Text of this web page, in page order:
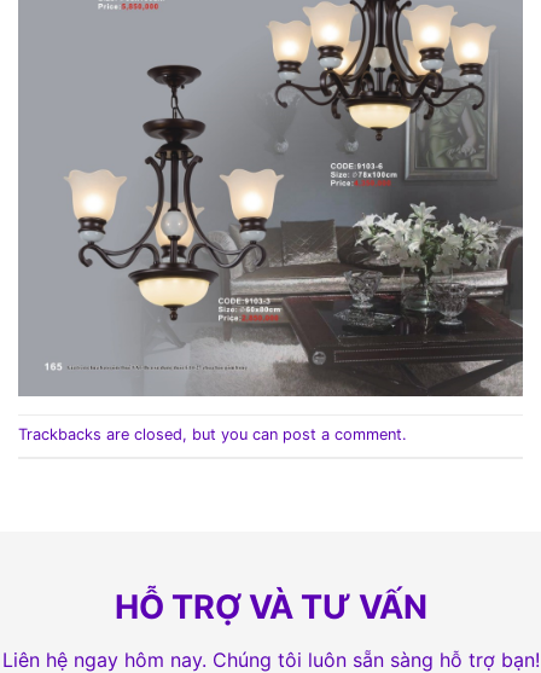
Trackbacks are closed, but you can post a comment.
HỖ TRỢ VÀ TƯ VẤN
Liên hệ ngay hôm nay. Chúng tôi luôn sẵn sàng hỗ trợ bạn!